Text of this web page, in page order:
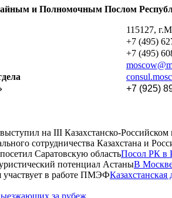
и Полномочным Послом
115127,
+7 (495)
+7 (495)
+7 (925)
Посол РК в
В
за рубеж